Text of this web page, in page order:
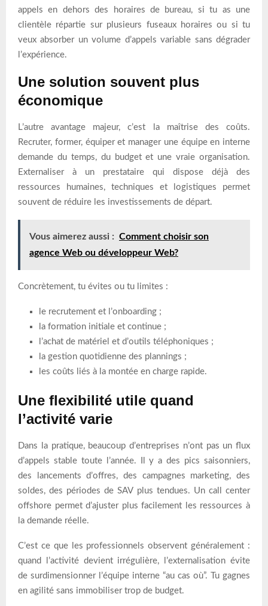
appels en dehors des horaires de bureau, si tu as une
clientèle répartie sur plusieurs fuseaux horaires ou si tu
veux absorber un volume d’appels variable sans dégrader
l’expérience.
Une solution souvent plus
économique
L’autre avantage majeur, c’est la maîtrise des coûts.
Recruter, former, équiper et manager une équipe en interne
demande du temps, du budget et une vraie organisation.
Externaliser à un prestataire qui dispose déjà des
ressources humaines, techniques et logistiques permet
souvent de réduire les investissements de départ.
Vous aimerez aussi : Comment choisir son
agence Web ou développeur Web?
Concrètement, tu évites ou tu limites :
le recrutement et l’onboarding ;
la formation initiale et continue ;
l’achat de matériel et d’outils téléphoniques ;
la gestion quotidienne des plannings ;
les coûts liés à la montée en charge rapide.
Une flexibilité utile quand
l’activité varie
Dans la pratique, beaucoup d’entreprises n’ont pas un flux
d’appels stable toute l’année. Il y a des pics saisonniers,
des lancements d’offres, des campagnes marketing, des
soldes, des périodes de SAV plus tendues. Un call center
offshore permet d’ajuster plus facilement les ressources à
la demande réelle.
C’est ce que les professionnels observent généralement :
quand l’activité devient irrégulière, l’externalisation évite
de surdimensionner l’équipe interne “au cas où”. Tu gagnes
en agilité sans immobiliser trop de budget.